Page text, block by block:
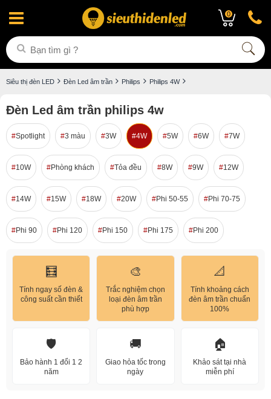
0
Siêu thị đèn LED Đèn Led âm trần Philips Philips 4W
Đèn Led âm trần philips 4w
Spotlight 3 màu 3W 4W 5W 6W 7W
10W Phòng khách Tỏa đều 8W 9W 12W
14W 15W 18W 20W Phi 50-55 Phi 70-75
Phi 90 Phi 120 Phi 150 Phi 175 Phi 200
🧮
Tính ngay số đèn &
công suất cần thiết
🎨
Trắc nghiệm chọn
loại đèn âm trần
phù hợp
📐
Tính khoảng cách
đèn âm trần chuẩn
100%
🛡️
Bảo hành 1 đổi 1 2
năm
🚚
Giao hỏa tốc trong
ngày
🏠
Khảo sát tại nhà
miễn phí